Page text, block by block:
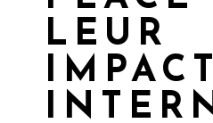
LEUR